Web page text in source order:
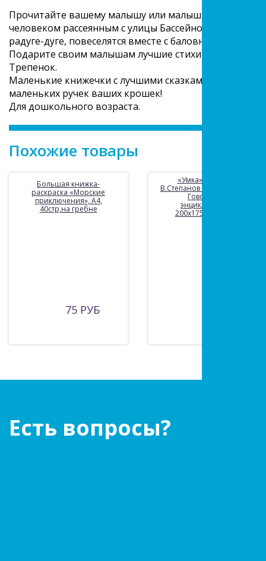
Прочитайте вашему малышу или малышке
человеком рассеянным с улицы Бассейной, узнают,
радуге-дуге, повеселятся вместе с баловником
Подарите своим малышам лучшие стихи С. Маршака
Трепенок.
Маленькие книжечки с лучшими сказками и стихами
маленьких ручек ваших крошек!
Для дошкольного возраста.
Похожие товары
Большая книжка-
раскраска «Морские
приключения», А4,
40стр,на гребне
75 РУБ
«Умка». Зоопарк.
В.Степанов (5 звук. кнопок,
Говорящая
энциклопедия).
200х175мм, 10 стр.
Есть вопросы?